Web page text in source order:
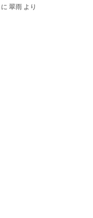
に 翠雨 より